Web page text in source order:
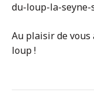
du-loup-la-
Au plaisir de vous
loup !